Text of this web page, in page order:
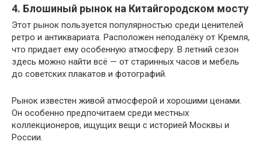
4. Блошиный рынок на Китайгородском мосту
Этот рынок пользуется популярностью среди ценителей
ретро и антиквариата. Расположен неподалёку от Кремля,
что придает ему особенную атмосферу. В летний сезон
здесь можно найти всё — от старинных часов и мебель
до советских плакатов и фотографий.
Рынок известен живой атмосферой и хорошими ценами.
Он особенно предпочитаем среди местных
коллекционеров, ищущих вещи с историей Москвы и
России.